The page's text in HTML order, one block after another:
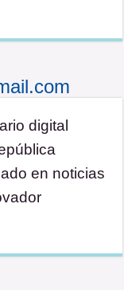
digital
en noticias